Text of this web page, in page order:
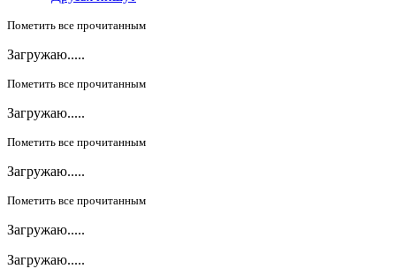
Пометить все прочитанным
Загружаю.....
Пометить все прочитанным
Загружаю.....
Пометить все прочитанным
Загружаю.....
Пометить все прочитанным
Загружаю.....
Загружаю.....